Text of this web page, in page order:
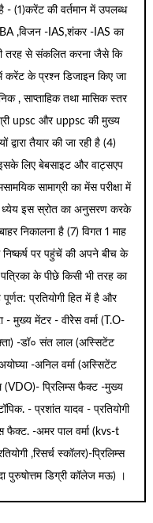
(1)करेंट की वर्तमान में उपलब्ध
,विजन -IAS,शंकर -IAS का
तरह से संकलित करना जैसे कि
करेंट के प्रश्न डिजाइन किए जा
, साप्ताहिक तथा मासिक स्तर
upsc और uppsc की मुख्य
द्वारा तैयार की जा रही है (4)
लिए बेबसाइट और वाट्सएप
सामाग्री का मेंस परीक्षा में
ध्येय इस स्रोत का अनुसरण करके
निकालना है (7) विगत 1 माह
पर पहुंचें की अपने बीच के
के पीछे किसी भी तरह का
प्रतियोगी हित में है और
मेंटर - वीरेेस वर्मा (T.O-
-डॉ० संत लाल (अस्सिटेंट
-अनिल वर्मा (अस्सिटेंट
(VDO)- प्रिलिम्स फैक्ट -मुख्य
- प्रशांत यादव - प्रतियोगी
फैक्ट. -अमर पाल वर्मा (kvs-t
,रिसर्च स्कॉलर)-प्रिलिम्स
पुरुषोत्तम डिग्री कॉलेज मऊ) ।